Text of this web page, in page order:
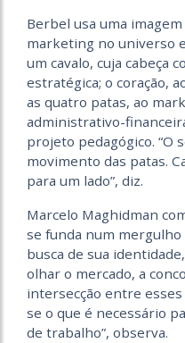
Berbel usa uma
marketing no universo
um cavalo, cuja cabeça
estratégica; o coração,
as quatro patas, ao
administrativo-
projeto pedagógico. “O
movimento das patas.
para um lado”, diz.
Marcelo Maghidman
se funda num
busca de sua
olhar o mercado, a
intersecção entre
se o que é necessário
de trabalho”, observa.